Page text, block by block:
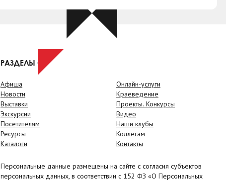
РАЗДЕЛЫ САЙТА
Афиша
Новости
Выставки
Экскурсии
Посетителям
Ресурсы
Каталоги
Онлайн-услуги
Краеведение
Проекты. Конкурсы
Видео
Наши клубы
Коллегам
Контакты
Персональные данные размещены на сайте с согласия субъектов
персональных данных, в соответствии с 152 ФЗ «О Персональных